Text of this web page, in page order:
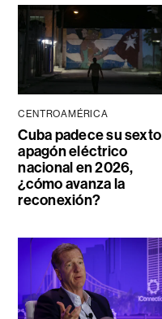
CENTROAMÉRICA
Cuba padece su sexto
apagón eléctrico
nacional en 2026,
¿cómo avanza la
reconexión?